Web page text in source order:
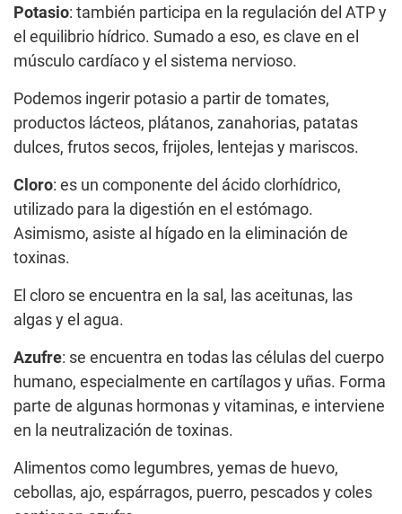
Potasio: también participa en la regulación del ATP y
el equilibrio hídrico. Sumado a eso, es clave en el
músculo cardíaco y el sistema nervioso.
Podemos ingerir potasio a partir de tomates,
productos lácteos, plátanos, zanahorias, patatas
dulces, frutos secos, frijoles, lentejas y mariscos.
Cloro: es un componente del ácido clorhídrico,
utilizado para la digestión en el estómago.
Asimismo, asiste al hígado en la eliminación de
toxinas.
El cloro se encuentra en la sal, las aceitunas, las
algas y el agua.
Azufre: se encuentra en todas las células del cuerpo
humano, especialmente en cartílagos y uñas. Forma
parte de algunas hormonas y vitaminas, e interviene
en la neutralización de toxinas.
Alimentos como legumbres, yemas de huevo,
cebollas, ajo, espárragos, puerro, pescados y coles